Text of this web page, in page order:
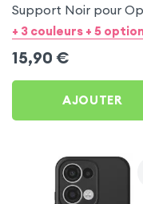
Support Noir pour
Reno 13
+ 3 couleurs + 5
15,90 €
AJOUTER